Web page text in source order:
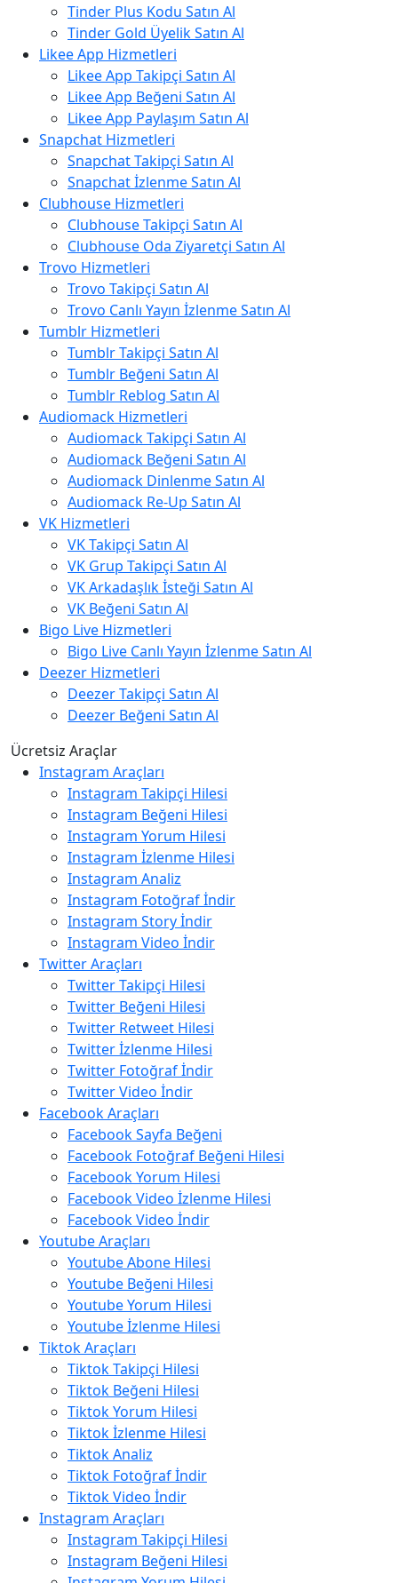
Tinder Plus Kodu Satın Al
Tinder Gold Üyelik Satın Al
Likee App Hizmetleri
Likee App Takipçi Satın Al
Likee App Beğeni Satın Al
Likee App Paylaşım Satın Al
Snapchat Hizmetleri
Snapchat Takipçi Satın Al
Snapchat İzlenme Satın Al
Clubhouse Hizmetleri
Clubhouse Takipçi Satın Al
Clubhouse Oda Ziyaretçi Satın Al
Trovo Hizmetleri
Trovo Takipçi Satın Al
Trovo Canlı Yayın İzlenme Satın Al
Tumblr Hizmetleri
Tumblr Takipçi Satın Al
Tumblr Beğeni Satın Al
Tumblr Reblog Satın Al
Audiomack Hizmetleri
Audiomack Takipçi Satın Al
Audiomack Beğeni Satın Al
Audiomack Dinlenme Satın Al
Audiomack Re-Up Satın Al
VK Hizmetleri
VK Takipçi Satın Al
VK Grup Takipçi Satın Al
VK Arkadaşlık İsteği Satın Al
VK Beğeni Satın Al
Bigo Live Hizmetleri
Bigo Live Canlı Yayın İzlenme Satın Al
Deezer Hizmetleri
Deezer Takipçi Satın Al
Deezer Beğeni Satın Al
Ücretsiz Araçlar
Instagram Araçları
Instagram Takipçi Hilesi
Instagram Beğeni Hilesi
Instagram Yorum Hilesi
Instagram İzlenme Hilesi
Instagram Analiz
Instagram Fotoğraf İndir
Instagram Story İndir
Instagram Video İndir
Twitter Araçları
Twitter Takipçi Hilesi
Twitter Beğeni Hilesi
Twitter Retweet Hilesi
Twitter İzlenme Hilesi
Twitter Fotoğraf İndir
Twitter Video İndir
Facebook Araçları
Facebook Sayfa Beğeni
Facebook Fotoğraf Beğeni Hilesi
Facebook Yorum Hilesi
Facebook Video İzlenme Hilesi
Facebook Video İndir
Youtube Araçları
Youtube Abone Hilesi
Youtube Beğeni Hilesi
Youtube Yorum Hilesi
Youtube İzlenme Hilesi
Tiktok Araçları
Tiktok Takipçi Hilesi
Tiktok Beğeni Hilesi
Tiktok Yorum Hilesi
Tiktok İzlenme Hilesi
Tiktok Analiz
Tiktok Fotoğraf İndir
Tiktok Video İndir
Instagram Araçları
Instagram Takipçi Hilesi
Instagram Beğeni Hilesi